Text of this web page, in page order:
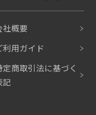
社概要
利用ガイド
定商取引法に基づく
記